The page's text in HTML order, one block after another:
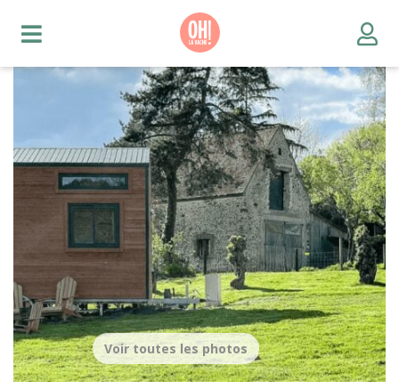
Voir toutes les photos